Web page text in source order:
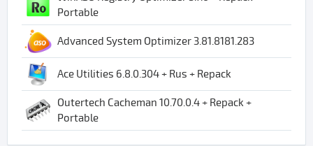
Portable
Advanced System Optimizer 3.81.8181.283
Ace Utilities 6.8.0.304 + Rus + Repack
Outertech Cacheman 10.70.0.4 + Repack +
Portable